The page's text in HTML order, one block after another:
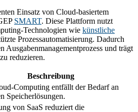
Einsatz von Cloud-basiertem
SMART. Diese Plattform nutzt
Technologien wie künstliche
Prozessautomatisierung. Dadurch
Ausgabenmanagementprozess und trägt
reduzieren.
Beschreibung
Computing entfällt der Bedarf an
Speicherlösungen.
von SaaS reduziert die